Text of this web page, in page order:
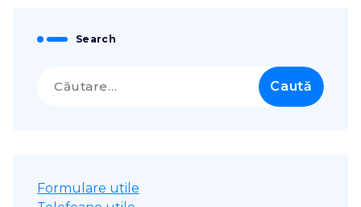
Search
după:
Formulare utile